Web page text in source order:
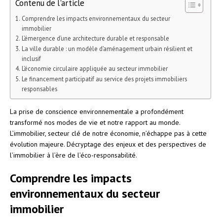
Contenu de l'article
Comprendre les impacts environnementaux du secteur
immobilier
L’émergence d’une architecture durable et responsable
La ville durable : un modèle d’aménagement urbain résilient et
inclusif
L’économie circulaire appliquée au secteur immobilier
Le financement participatif au service des projets immobiliers
responsables
La prise de conscience environnementale a profondément
transformé nos modes de vie et notre rapport au monde.
L’immobilier, secteur clé de notre économie, n’échappe pas à cette
évolution majeure. Décryptage des enjeux et des perspectives de
l’immobilier à l’ère de l’éco-responsabilité.
Comprendre les impacts
environnementaux du secteur
immobilier